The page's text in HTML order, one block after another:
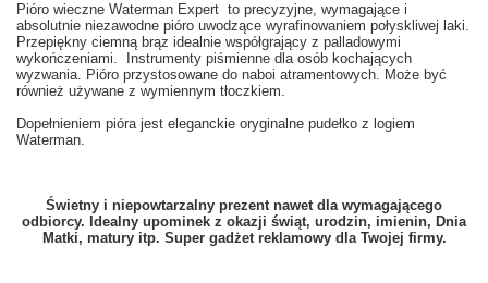
Pióro wieczne Waterman Expert to precyzyjne, wymagające i
absolutnie niezawodne pióro uwodzące wyrafinowaniem połyskliwej laki.
Przepiękny ciemną brąz idealnie współgrający z palladowymi
wykończeniami. Instrumenty piśmienne dla osób kochających
wyzwania. Pióro przystosowane do naboi atramentowych. Może być
również używane z wymiennym tłoczkiem.
Dopełnieniem pióra jest eleganckie oryginalne pudełko z logiem
Waterman.
Świetny i niepowtarzalny prezent nawet dla wymagającego
odbiorcy. Idealny upominek z okazji świąt, urodzin, imienin, Dnia
Matki, matury itp. Super gadżet reklamowy dla Twojej firmy.